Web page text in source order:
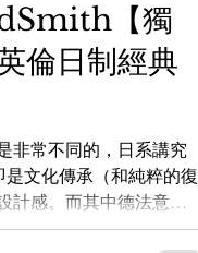
LEOWL IN EYE
【獨
倫日制經典
非常不同的，日系講究
是文化傳承（和純粹的復
計感。而其中德法意英
副MYKITA和一副